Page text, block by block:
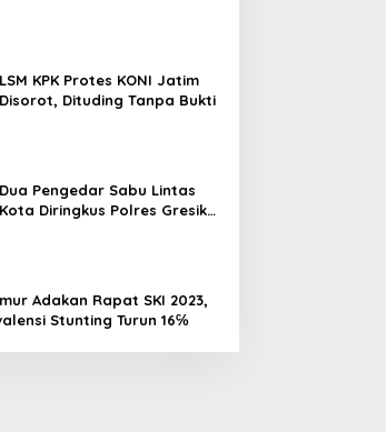
LSM KPK Protes KONI Jatim
Disorot, Dituding Tanpa Bukti
Dua Pengedar Sabu Lintas
Kota Diringkus Polres Gresik
Adakan Rapat SKI 2023,
Stunting Turun 16℅